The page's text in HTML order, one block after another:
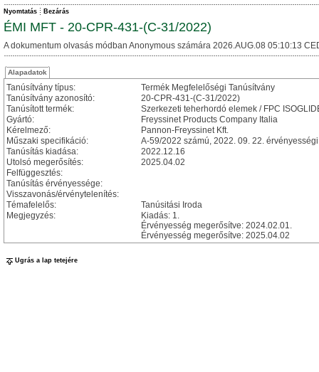
Nyomtatás Bezárás
ÉMI MFT - 20-CPR-431-(C-31/2022)
A dokumentum olvasás módban Anonymous számára 2026.AUG.08 05:10:13
Alapadatok
Tanúsítvány típus:
Termék Megfelelőségi Tanúsítvány
Tanúsítvány azonosító:
20-CPR-431-(C-31/2022)
Tanúsított termék:
Szerkezeti teherhordó elemek / FPC
Gyártó:
Freyssinet Products Company Italia
Kérelmező:
Pannon-Freyssinet Kft.
Műszaki specifikáció:
A-59/2022 számú, 2022. 09. 22.
Tanúsítás kiadása:
2022.12.16
Utolsó megerősítés:
2025.04.02
Felfüggesztés:
Tanúsítás érvényessége:
Visszavonás/érvénytelenítés:
Témafelelős:
Tanúsitási Iroda
Megjegyzés:
Kiadás: 1.
Érvényesség megerősítve: 2024.02.01.
Érvényesség megerősítve: 2025.04.02
Ugrás a lap tetejére